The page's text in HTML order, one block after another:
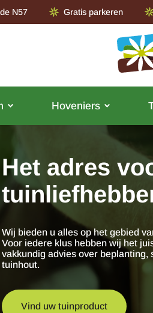
N57 Gratis parkeren
Hoveniers
Het adres
Wij bieden u alles op het gebied
Voor iedere klus hebben wij het
vakkundig advies over
tuinhout.
Vind uw tuinproduct